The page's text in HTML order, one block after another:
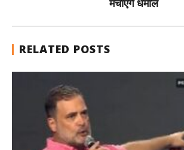
मचाएंगे धमाल
RELATED POSTS